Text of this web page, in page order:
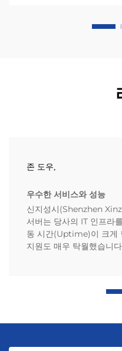
존 도우,
우수한 서비스와 성능
신지성시(Shenzhen
서버는 당사의 IT 인프라
동 시간(Uptime)이 크게
지원도 매우 탁월했습니